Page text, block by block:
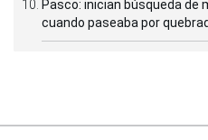
Pasco: inician búsqueda de
cuando paseaba por